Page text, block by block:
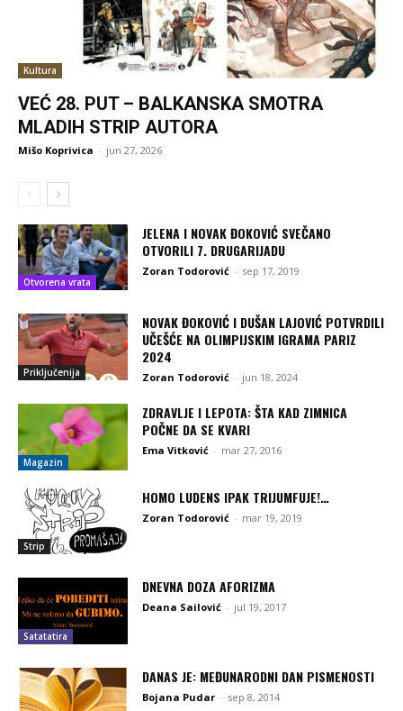
Kultura
VEĆ 28. PUT – BALKANSKA SMOTRA
MLADIH STRIP AUTORA
Mišo Koprivica - jun 27, 2026
Otvorena vrata
JELENA I NOVAK ĐOKOVIĆ SVEČANO
OTVORILI 7. DRUGARIJADU
Zoran Todorović - sep 17, 2019
Priključenija
NOVAK ĐOKOVIĆ I DUŠAN LAJOVIĆ POTVRDILI
UČEŠĆE NA OLIMPIJSKIM IGRAMA PARIZ
2024
Zoran Todorović - jun 18, 2024
Magazin
ZDRAVLJE I LEPOTA: ŠTA KAD ZIMNICA
POČNE DA SE KVARI
Ema Vitković - mar 27, 2016
Strip
HOMO LUDENS IPAK TRIJUMFUJE!…
Zoran Todorović - mar 19, 2019
Satatatira
DNEVNA DOZA AFORIZMA
Deana Sailović - jul 19, 2017
DANAS JE: MEĐUNARODNI DAN PISMENOSTI
Bojana Pudar - sep 8, 2014